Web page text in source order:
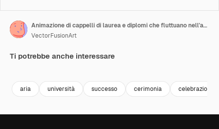
Animazione di cappelli di laurea e diplomi che fluttuano nell'aria
VectorFusionArt
Ti potrebbe anche interessare
aria università successo cerimonia celebrazione